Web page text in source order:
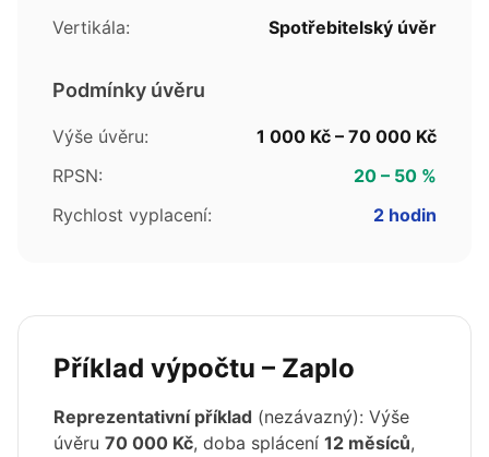
Vertikála:
Spotřebitelský úvěr
Podmínky úvěru
Výše úvěru:
1 000 Kč – 70 000 Kč
RPSN:
20 – 50 %
Rychlost vyplacení:
2 hodin
Příklad výpočtu – Zaplo
Reprezentativní příklad (nezávazný): Výše
úvěru 70 000 Kč, doba splácení 12 měsíců,